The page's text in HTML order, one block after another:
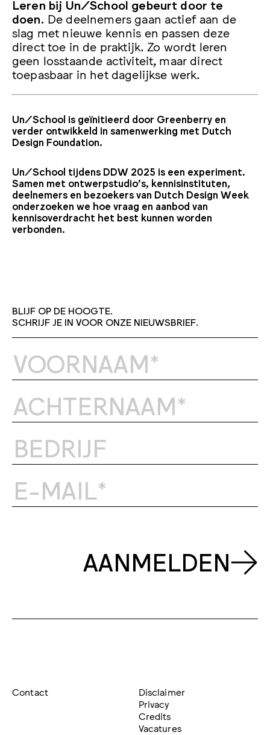
Leren bij Un/School gebeurt door te
doen. De deelnemers gaan actief aan de
slag met nieuwe kennis en passen deze
direct toe in de praktijk. Zo wordt leren
geen losstaande activiteit, maar direct
toepasbaar in het dagelijkse werk.
Un/School is geïnitieerd door Greenberry en
verder ontwikkeld in samenwerking met Dutch
Design Foundation.
Un/School tijdens DDW 2025 is een experiment.
Samen met ontwerpstudio’s, kennisinstituten,
deelnemers en bezoekers van Dutch Design Week
onderzoeken we hoe vraag en aanbod van
kennisoverdracht het best kunnen worden
verbonden.
BLIJF OP DE HOOGTE.
SCHRIJF JE IN VOOR ONZE NIEUWSBRIEF.
AANMELDEN
Contact
Disclaimer
Privacy
Credits
Vacatures